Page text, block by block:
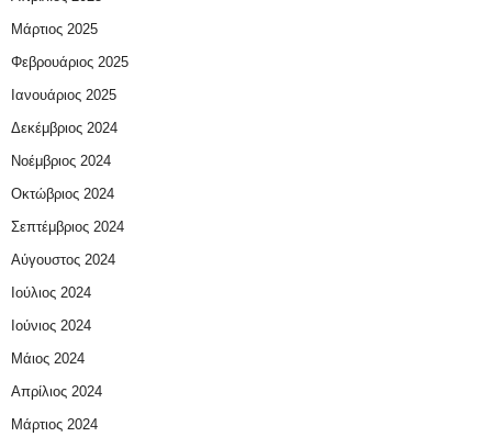
Μάρτιος 2025
Φεβρουάριος 2025
Ιανουάριος 2025
Δεκέμβριος 2024
Νοέμβριος 2024
Οκτώβριος 2024
Σεπτέμβριος 2024
Αύγουστος 2024
Ιούλιος 2024
Ιούνιος 2024
Μάιος 2024
Απρίλιος 2024
Μάρτιος 2024